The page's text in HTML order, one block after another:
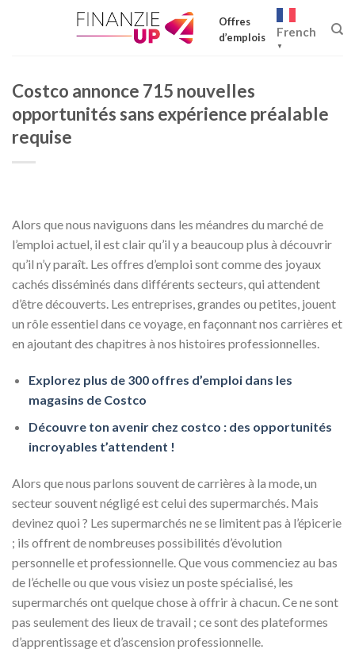
Offres
d’emplois
French
▼
Costco annonce 715 nouvelles
opportunités sans expérience préalable
requise
Alors que nous naviguons dans les méandres du marché de
l’emploi actuel, il est clair qu’il y a beaucoup plus à découvrir
qu’il n’y paraît. Les offres d’emploi sont comme des joyaux
cachés disséminés dans différents secteurs, qui attendent
d’être découverts. Les entreprises, grandes ou petites, jouent
un rôle essentiel dans ce voyage, en façonnant nos carrières et
en ajoutant des chapitres à nos histoires professionnelles.
Explorez plus de 300 offres d’emploi dans les
magasins de Costco
Découvre ton avenir chez costco : des opportunités
incroyables t’attendent !
Alors que nous parlons souvent de carrières à la mode, un
secteur souvent négligé est celui des supermarchés. Mais
devinez quoi ? Les supermarchés ne se limitent pas à l’épicerie
; ils offrent de nombreuses possibilités d’évolution
personnelle et professionnelle. Que vous commenciez au bas
de l’échelle ou que vous visiez un poste spécialisé, les
supermarchés ont quelque chose à offrir à chacun. Ce ne sont
pas seulement des lieux de travail ; ce sont des plateformes
d’apprentissage et d’ascension professionnelle.